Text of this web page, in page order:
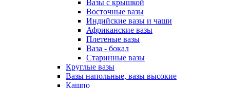
Вазы с крышкой
Восточные вазы
Индийские вазы и чаши
Африканские вазы
Плетеные вазы
Ваза - бокал
Старинные вазы
Круглые вазы
Вазы напольные, вазы высокие
Кашпо